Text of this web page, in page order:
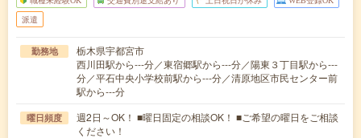
派遣
勤務地
栃木県宇都宮市
西川田駅から---分／東宿郷駅から---分／陽東３丁目駅から---
分／平石中央小学校前駅から---分／清原地区市民センター前
駅から---分
曜日頻度
週2日～OK！ ■曜日固定の相談OK！ ■ご希望の曜日をご相談
ください！